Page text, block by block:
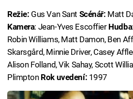
Režie: Gus Van Sant Scénář: Matt
Kamera: Jean-Yves Escoffier Hudba
Robin Williams, Matt Damon, Ben
Skarsgård, Minnie Driver, Casey
Alison Folland, Vik Sahay, Scott
Plimpton Rok uvedení: 1997